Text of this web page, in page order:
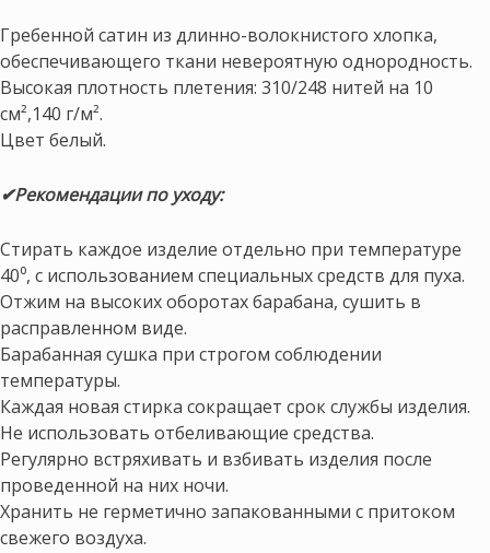
Гребенной сатин из длинно-волокнистого хлопка,
обеспечивающего ткани невероятную однородность.
Высокая плотность плетения: 310/248 нитей на 10
см²,140 г/м².
Цвет белый.
✔Рекомендации по уходу:
Стирать каждое изделие отдельно при температуре
40⁰, с использованием специальных средств для пуха.
Отжим на высоких оборотах барабана, сушить в
расправленном виде.
Барабанная сушка при строгом соблюдении
температуры.
Каждая новая стирка сокращает срок службы изделия.
Не использовать отбеливающие средства.
Регулярно встряхивать и взбивать изделия после
проведенной на них ночи.
Хранить не герметично запакованными с притоком
свежего воздуха.